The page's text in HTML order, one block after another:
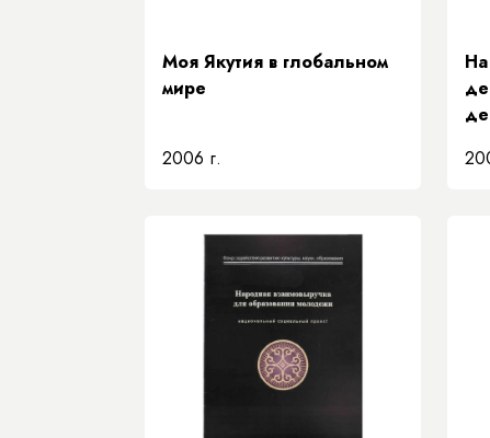
Моя Якутия в глобальном
мире
2006 г.